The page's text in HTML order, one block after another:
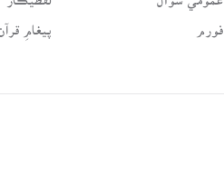
فورم پيغامِ قرآن